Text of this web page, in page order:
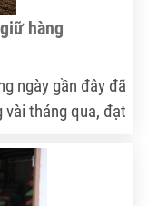
hàng
ngày gần đây đã
tháng qua, đạt